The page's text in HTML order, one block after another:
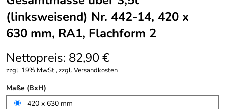
(linksweisend) Nr. 442-14, 420 x
630 mm, RA1, Flachform 2
Nettopreis: 82,90 €
zzgl. 19% MwSt., zzgl.Versandkosten
Maße (BxH)
420 x 630 mm